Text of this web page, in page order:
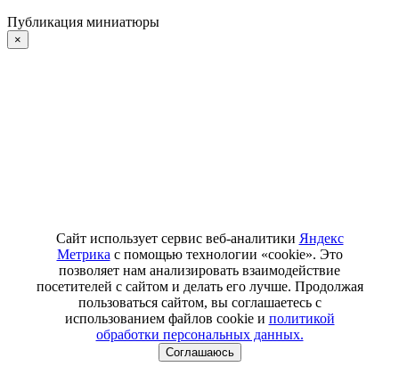
Публикация миниатюры
×
Сайт использует сервис веб-аналитики Яндекс
Метрика с помощью технологии «cookie». Это
позволяет нам анализировать взаимодействие
посетителей с сайтом и делать его лучше. Продолжая
пользоваться сайтом, вы соглашаетесь с
использованием файлов cookie и политикой
обработки персональных данных.
Соглашаюсь